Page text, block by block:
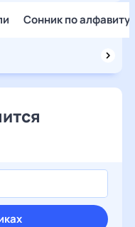
Сонник по алфавиту